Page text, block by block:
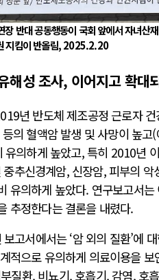
장 반대 공동행동이 국회 앞에서 자녀
지킴이 반올림, 2025.2.20
해성 조사, 이어지고 확대
년 반도체 제조공정 근로자
의 혈액암 발생 및 사망이 높
유의하게 높았고, 특히 2010년
추신경계암, 신장암, 피부의
유의하게 높았다. 연구보고서
추정한다는 결론을 내렸다.
고서에서는 ‘암 외의 질환’에
적으로 유의하게 의료이용을
질환, 비뇨기, 호흡기, 감염, 호